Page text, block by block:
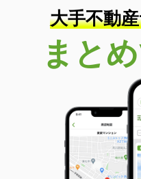
大手不動
まと